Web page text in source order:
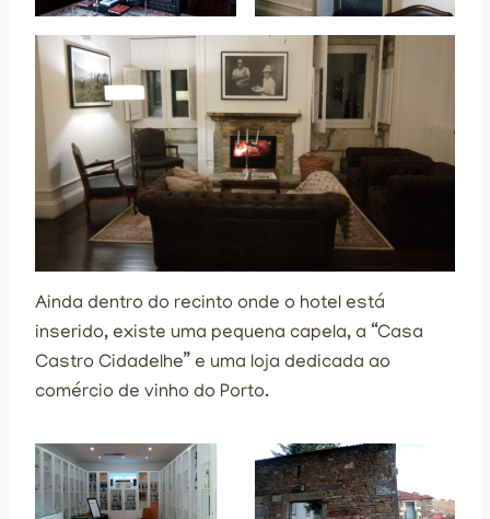
Ainda dentro do recinto onde o hotel está
inserido, existe uma pequena capela, a “Casa
Castro Cidadelhe” e uma loja dedicada ao
comércio de vinho do Porto.